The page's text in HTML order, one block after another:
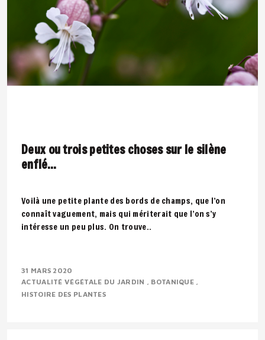
Deux ou trois petites choses sur le silène
enflé…
Voilà une petite plante des bords de champs, que l’on
connaît vaguement, mais qui mériterait que l’on s’y
intéresse un peu plus. On trouve..
31 MARS 2020
ACTUALITÉ VÉGÉTALE DU JARDIN
BOTANIQUE
HISTOIRE DES PLANTES